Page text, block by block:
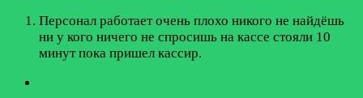
Персонал работает очень плохо никого не найдёшь
ни у кого ничего не спросишь на кассе стояли 10
минут пока пришел кассир.